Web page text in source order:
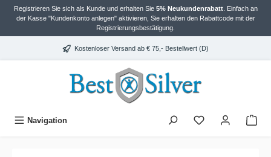
springen
Registrieren Sie sich als Kunde und erhalten Sie 5% Neukundenrabatt. Einfach an
der Kasse "Kundenkonto anlegen" aktivieren, Sie erhalten den Rabattcode mit der
Registrierungsbestätigung.
Kostenloser Versand ab € 75,- Bestellwert (D)
Navigation